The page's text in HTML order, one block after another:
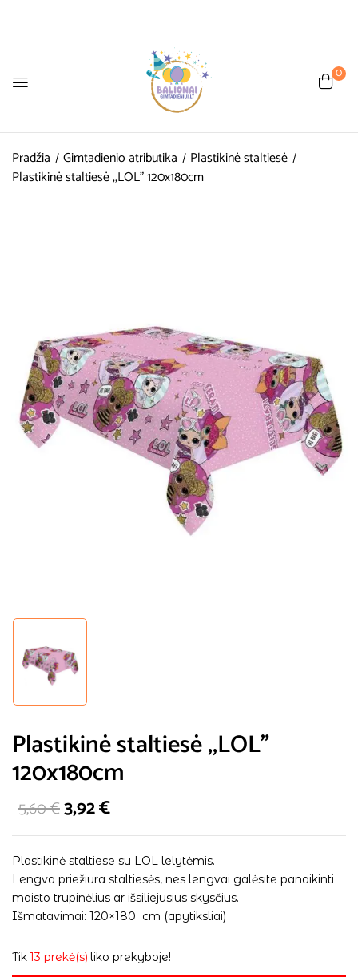
0
Pradžia Gimtadienio atributika
Plastikinė staltiesė
Plastikinė staltiesė ,,LOL” 120x180cm
Plastikinė staltiesė ,,LOL”
120x180cm
5,60€3,92€
Plastikinė staltiese su LOL lelytėmis.
Lengva priežiura staltiesės, nes lengvai galėsite panaikinti
maisto trupinėlius ar išsiliejusius skysčius.
Išmatavimai: 120×180 cm (apytiksliai)
Tik13 prekė(s) liko prekyboje!